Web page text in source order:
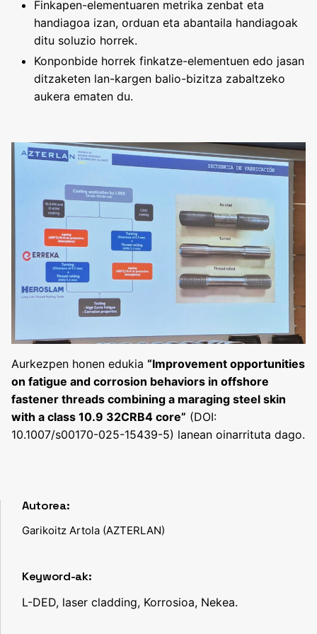
Finkapen-elementuaren metrika zenbat eta
handiagoa izan, orduan eta abantaila handiagoak
ditu soluzio horrek.
Konponbide horrek finkatze-elementuen edo jasan
ditzaketen lan-kargen balio-bizitza zabaltzeko
aukera ematen du.
Aurkezpen honen edukia “Improvement opportunities
on fatigue and corrosion behaviors in offshore
fastener threads combining a maraging steel skin
with a class 10.9 32CRB4 core” (DOI:
10.1007/s00170-025-15439-5) lanean oinarrituta dago.
Autorea:
Garikoitz Artola (AZTERLAN)
Keyword-ak:
L-DED, laser cladding, Korrosioa, Nekea.